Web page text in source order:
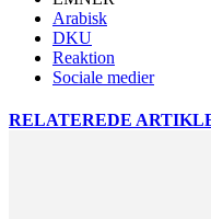
Arabisk
DKU
Reaktion
Sociale medier
RELATEREDE